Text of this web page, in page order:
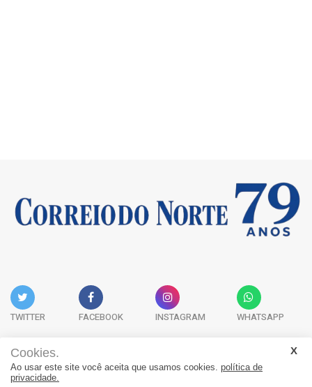
TWITTER FACEBOOK INSTAGRAM WHATSAPP
Acervo Digital Fale Conosco Quem Somos
Cookies.
Ao usar este site você aceita que usamos cookies. política de
privacidade.